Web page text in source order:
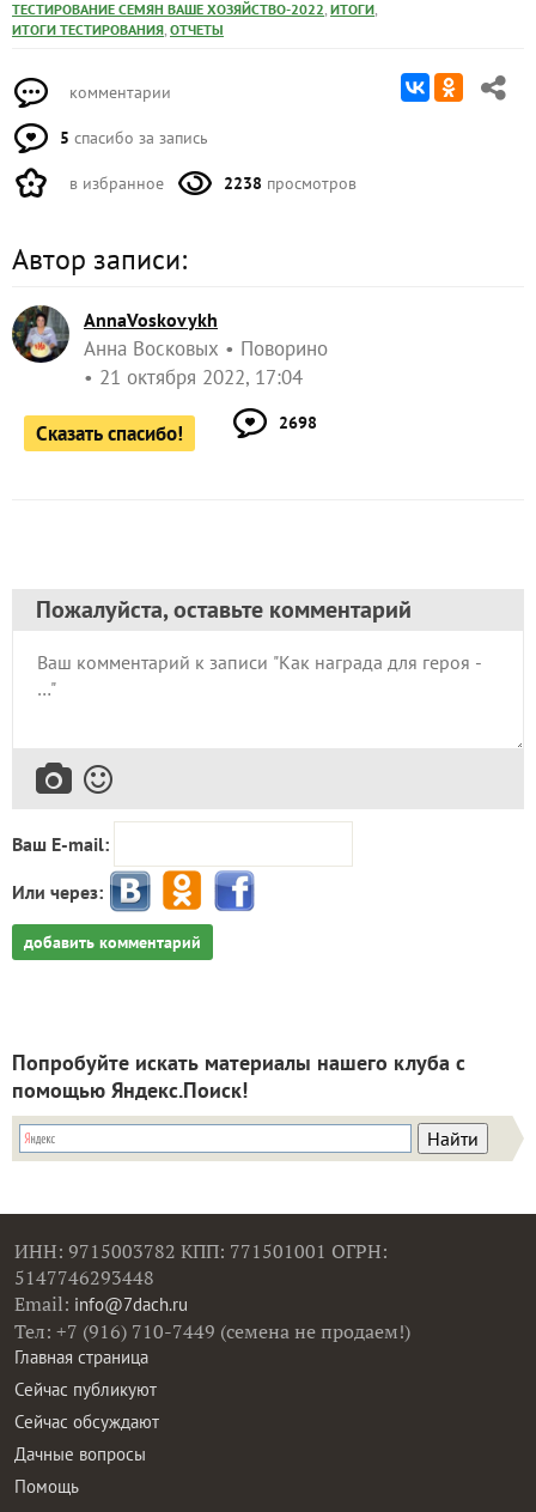
ТЕСТИРОВАНИЕ СЕМЯН ВАШЕ ХОЗЯЙСТВО-2022, ИТОГИ,
ИТОГИ ТЕСТИРОВАНИЯ, ОТЧЕТЫ
комментарии
5 спасибо за запись
в избранное 2238 просмотров
Автор записи:
AnnaVoskovykh
Анна Восковых
Поворино
21 октября 2022, 17:04
Сказать спасибо! 2698
Пожалуйста, оставьте комментарий
Ваш E-mail:
Или через:
добавить комментарий
Попробуйте искать материалы нашего клуба с
помощью Яндекс.Поиск!
ИНН: 9715003782 КПП: 771501001 ОГРН:
5147746293448
Email: info@7dach.ru
Тел: +7 (916) 710-7449 (семена не продаем!)
Главная страница
Сейчас публикуют
Сейчас обсуждают
Дачные вопросы
Помощь